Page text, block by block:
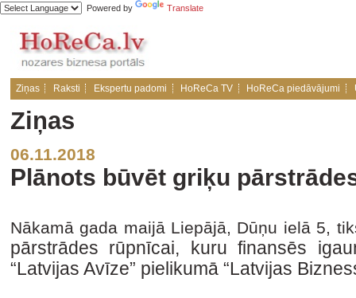
Powered by Translate
Ziņas Raksti Ekspertu padomi HoReCa TV HoReCa piedāvājumi
Ziņas
06.11.2018
Plānots būvēt griķu
Nākamā gada maijā Liepājā, Dūņu ielā 5,
pārstrādes rūpnīcai, kuru finansēs
“Latvijas Avīze” pielikumā “Latvijas